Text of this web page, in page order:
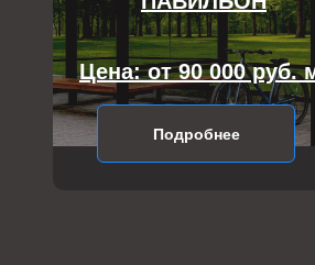
Цена: от 90 000 руб.
Подробнее